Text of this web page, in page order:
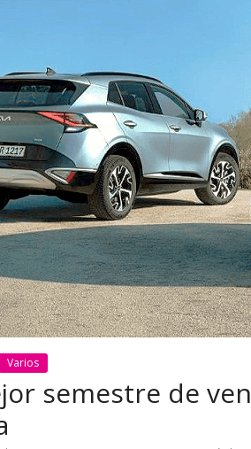
Varios
semestre de
movilidad
¿Qué puede
vehículo si
varios días